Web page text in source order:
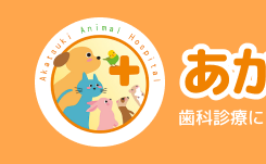
歯科診療